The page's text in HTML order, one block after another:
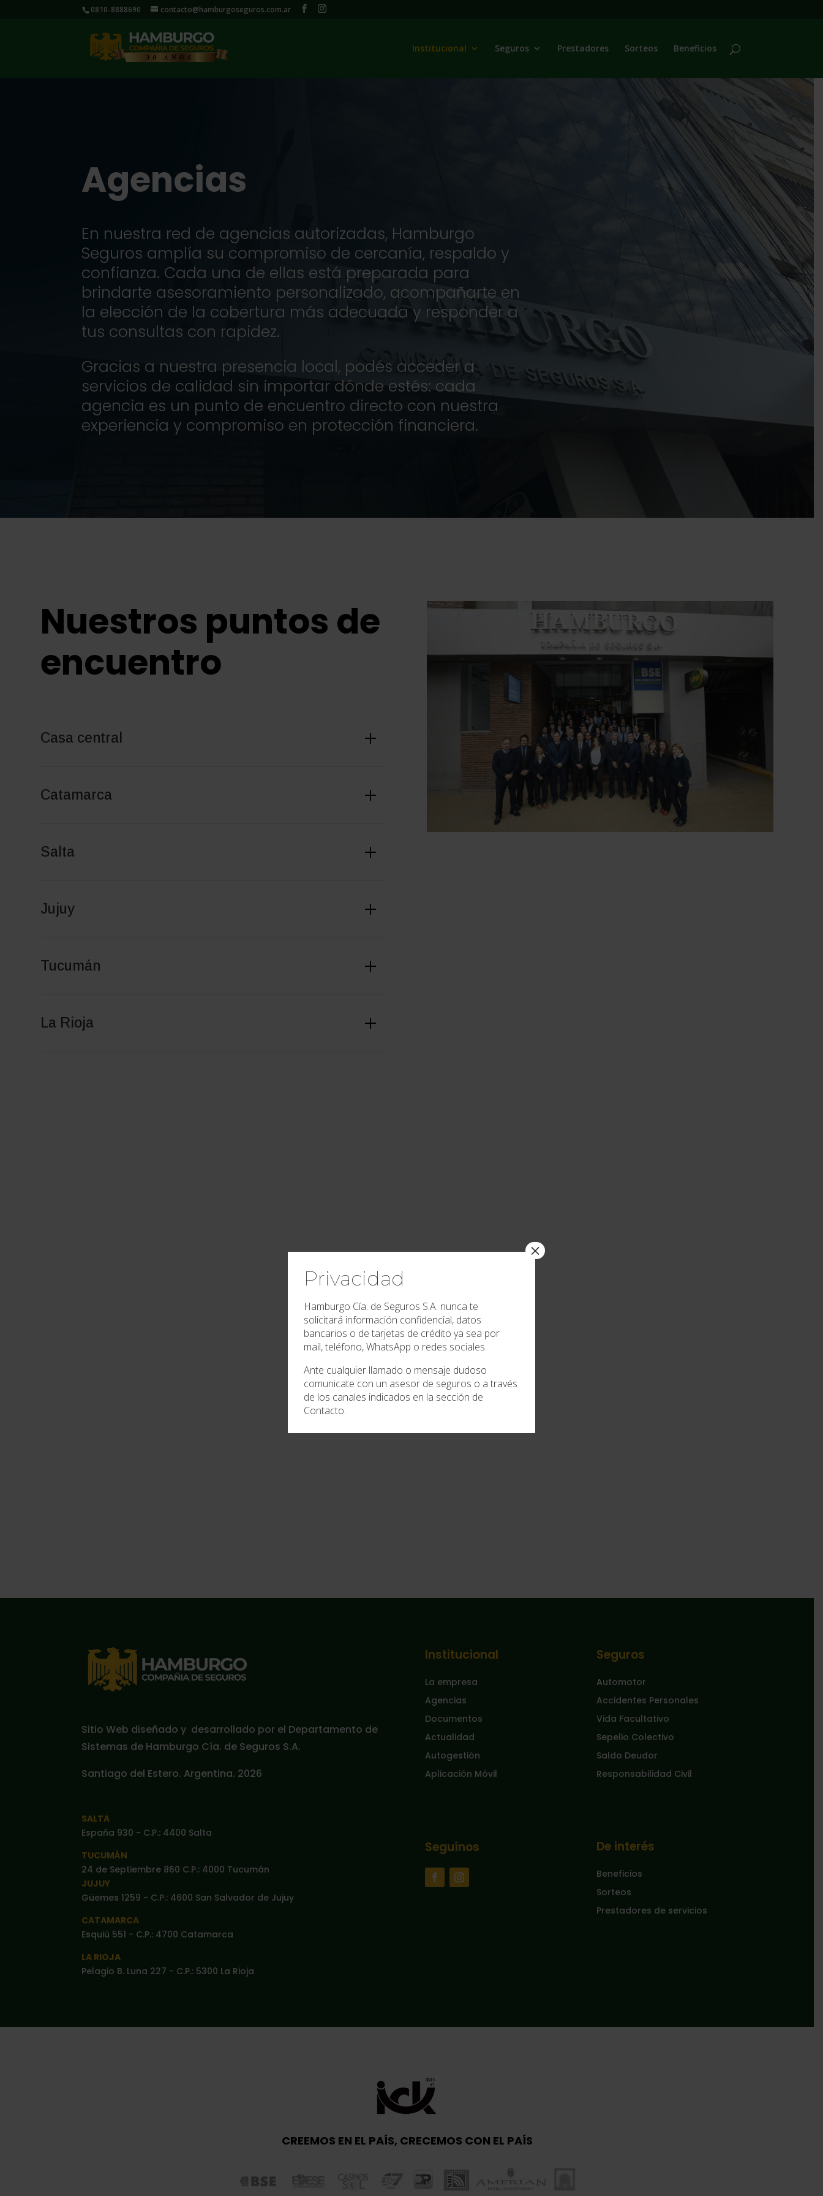
0810-8888690 contacto@hamburgoseguros.com.ar
Institucional Seguros Prestadores Sorteos Beneficios
Agencias
En nuestra red de agencias autorizadas, Hamburgo
Seguros amplía su compromiso de cercanía, respaldo y
confianza. Cada una de ellas está preparada para
brindarte asesoramiento personalizado, acompañarte en
la elección de la cobertura más adecuada y responder a
tus consultas con rapidez.
Gracias a nuestra presencia local, podés acceder a
servicios de calidad sin importar dónde estés: cada
agencia es un punto de encuentro directo con nuestra
experiencia y compromiso en protección financiera.
Nuestros puntos de
encuentro
Casa central
Catamarca
Salta
Jujuy
Tucumán
La Rioja
Sitio Web diseñado y desarrollado por el Departamento de
Sistemas de Hamburgo Cía. de Seguros S.A.
Santiago del Estero. Argentina. 2026
SALTA
España 930 - C.P.: 4400 Salta
TUCUMÁN
24 de Septiembre 860 C.P.: 4000 Tucumán
JUJUY
Güemes 1259 - C.P.: 4600 San Salvador de Jujuy
CATAMARCA
Esquiú 551 - C.P.: 4700 Catamarca
LA RIOJA
Pelagio B. Luna 227 - C.P.: 5300 La Rioja
Institucional
La empresa
Agencias
Documentos
Actualidad
Autogestión
Aplicación Móvil
Seguínos
Seguros
Automotor
Accidentes Personales
Vida Facultativo
Sepelio Colectivo
Saldo Deudor
Responsabilidad Civil
De interés
Beneficios
Sorteos
Prestadores de servicios
CREEMOS EN EL PAÍS, CRECEMOS CON EL PAÍS
Privacidad
Hamburgo Cía. de Seguros S.A. nunca te
solicitará información confidencial, datos
bancarios o de tarjetas de crédito ya sea por
mail, teléfono, WhatsApp o redes sociales.
Ante cualquier llamado o mensaje dudoso
comunicate con un asesor de seguros o a través
de los canales indicados en la sección de
Contacto.
×